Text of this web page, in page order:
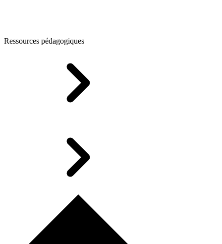
Ressources pédagogiques